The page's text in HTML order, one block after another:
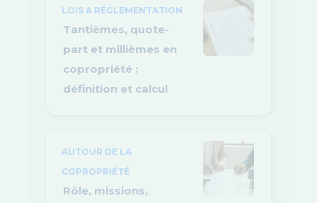
LOIS & RÉGLEMENTATION
Tantièmes, quote-
part et millièmes en
copropriété :
définition et calcul
AUTOUR DE LA
COPROPRIÉTÉ
Rôle, missions,